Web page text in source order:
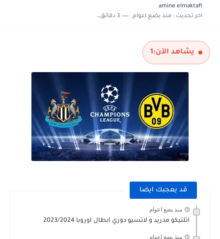
amine elmaktafi
اخر تحديث :منذ بضع اعوام 3 دقائق للقراءة
يشاهد الآن:1
قد يعجبك ايضا
منذ بضع اعوام
اتلتيكو مدريد و لاتسيو دوري ابطال اوروبا 2023/2024
منذ بضع اعوام